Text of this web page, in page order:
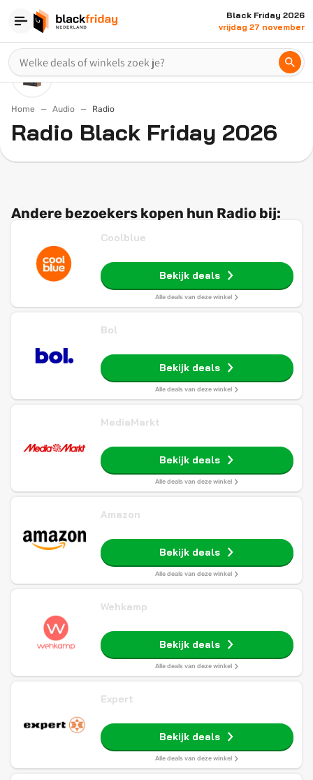
Black Friday 2026
vrijdag 27 november
Home Audio Radio
Radio Black Friday 2026
Andere bezoekers kopen hun Radio bij:
Coolblue
Bekijk deals
Alle deals van deze winkel
Bol
Bekijk deals
Alle deals van deze winkel
MediaMarkt
Bekijk deals
Alle deals van deze winkel
Amazon
Bekijk deals
Alle deals van deze winkel
Wehkamp
Bekijk deals
Alle deals van deze winkel
Expert
Bekijk deals
Alle deals van deze winkel